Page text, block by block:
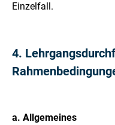
Einzelfall.
4.
a. Allgemeines